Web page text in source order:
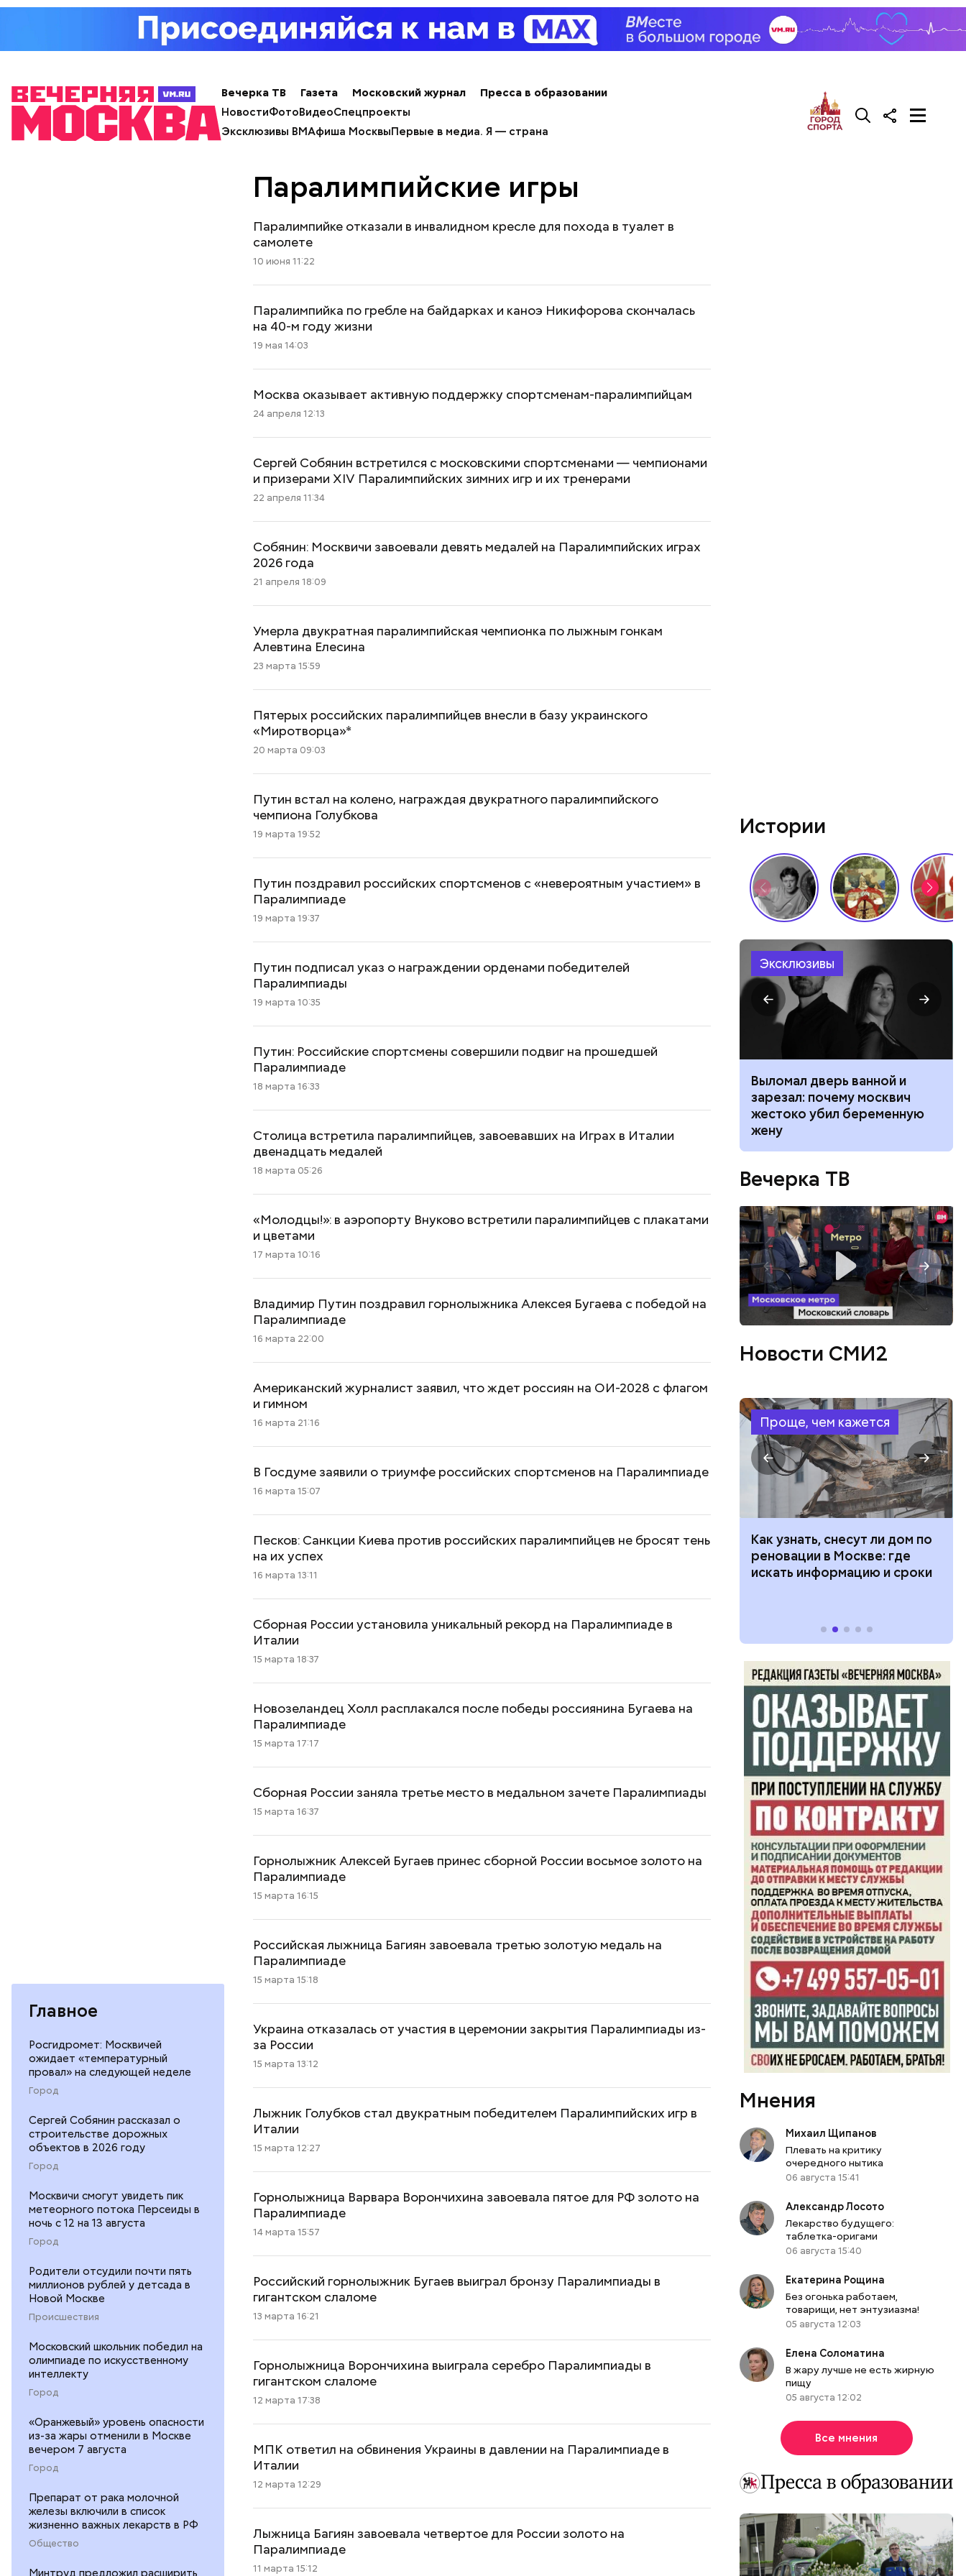
Вечерка ТВ Газета Московский журнал
Пресса в образовании
НовостиФотоВидеоСпецпроекты
Эксклюзивы ВМАфиша МосквыПервые в медиа. Я — страна
Главное
Росгидромет: Москвичей
ожидает «температурный
провал» на следующей неделе
Город
Сергей Собянин рассказал о
строительстве дорожных
объектов в 2026 году
Город
Москвичи смогут увидеть пик
метеорного потока Персеиды в
ночь с 12 на 13 августа
Город
Родители отсудили почти пять
миллионов рублей у детсада в
Новой Москве
Происшествия
Московский школьник победил на
олимпиаде по искусственному
интеллекту
Город
«Оранжевый» уровень опасности
из-за жары отменили в Москве
вечером 7 августа
Город
Препарат от рака молочной
железы включили в список
жизненно важных лекарств в РФ
Общество
Паралимпийские игры
Паралимпийке отказали в инвалидном кресле для похода в туалет в
самолете
10 июня 11:22
Паралимпийка по гребле на байдарках и каноэ Никифорова скончалась
на 40-м году жизни
19 мая 14:03
Москва оказывает активную поддержку спортсменам-паралимпийцам
24 апреля 12:13
Сергей Собянин встретился с московскими спортсменами — чемпионами
и призерами XIV Паралимпийских зимних игр и их тренерами
22 апреля 11:34
Собянин: Москвичи завоевали девять медалей на Паралимпийских играх
2026 года
21 апреля 18:09
Умерла двукратная паралимпийская чемпионка по лыжным гонкам
Алевтина Елесина
23 марта 15:59
Пятерых российских паралимпийцев внесли в базу украинского
«Миротворца»*
20 марта 09:03
Путин встал на колено, награждая двукратного паралимпийского
чемпиона Голубкова
19 марта 19:52
Путин поздравил российских спортсменов с «невероятным участием» в
Паралимпиаде
19 марта 19:37
Путин подписал указ о награждении орденами победителей
Паралимпиады
19 марта 10:35
Путин: Российские спортсмены совершили подвиг на прошедшей
Паралимпиаде
18 марта 16:33
Столица встретила паралимпийцев, завоевавших на Играх в Италии
двенадцать медалей
18 марта 05:26
«Молодцы!»: в аэропорту Внуково встретили паралимпийцев с плакатами
и цветами
17 марта 10:16
Владимир Путин поздравил горнолыжника Алексея Бугаева с победой на
Паралимпиаде
16 марта 22:00
Американский журналист заявил, что ждет россиян на ОИ-2028 с флагом
и гимном
16 марта 21:16
В Госдуме заявили о триумфе российских спортсменов на Паралимпиаде
16 марта 15:07
Песков: Санкции Киева против российских паралимпийцев не бросят тень
на их успех
16 марта 13:11
Сборная России установила уникальный рекорд на Паралимпиаде в
Италии
15 марта 18:37
Новозеландец Холл расплакался после победы россиянина Бугаева на
Паралимпиаде
15 марта 17:17
Сборная России заняла третье место в медальном зачете Паралимпиады
15 марта 16:37
Горнолыжник Алексей Бугаев принес сборной России восьмое золото на
Паралимпиаде
15 марта 16:15
Российская лыжница Багиян завоевала третью золотую медаль на
Паралимпиаде
15 марта 15:18
Украина отказалась от участия в церемонии закрытия Паралимпиады из-
за России
15 марта 13:12
Лыжник Голубков стал двукратным победителем Паралимпийских игр в
Италии
15 марта 12:27
Горнолыжница Варвара Ворончихина завоевала пятое для РФ золото на
Паралимпиаде
14 марта 15:57
Российский горнолыжник Бугаев выиграл бронзу Паралимпиады в
гигантском слаломе
13 марта 16:21
Горнолыжница Ворончихина выиграла серебро Паралимпиады в
гигантском слаломе
12 марта 17:38
МПК ответил на обвинения Украины в давлении на Паралимпиаде в
Италии
12 марта 12:29
Лыжница Багиян завоевала четвертое для России золото на
Паралимпиаде
11 марта 15:12
Истории
Эксклюзивы
Гилман, которого просят
освободить США
Москве летом 2026
Выломал дверь ванной и
зарезал: почему москвич
жестоко убил беременную
жену
Вечерка ТВ
Новости СМИ2
Проще, чем кажется
Как поменять батареи дома и
Как получить до 100 тысяч
Как узнать, снесут ли дом по
реновации в Москве: где
искать информацию и сроки
Мнения
Михаил Щипанов
Плевать на критику
очередного нытика
06 августа 15:41
Александр Лосото
Лекарство будущего:
таблетка-оригами
06 августа 15:40
Екатерина Рощина
Без огонька работаем,
товарищи, нет энтузиазма!
05 августа 12:03
Елена Соломатина
В жару лучше не есть жирную
пищу
05 августа 12:02
Все мнения